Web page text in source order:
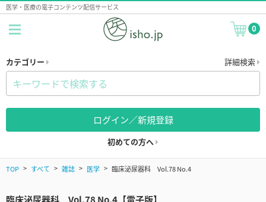
医学・医療の電子コンテンツ配信サービス
0
カテゴリー 詳細検索
ログイン／新規登録
初めての方へ
TOP すべて 雑誌 医学 臨床泌尿器科 Vol.78 No.4
臨床泌尿器科 Vol.78 No.4【電子版】